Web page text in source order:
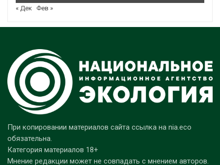
« Дек Фев »
При копировании материалов сайта ссылка на nia.eco
обязательна.
Категория материалов 18+
Мнение редакции может не совпадать с мнением авторов.